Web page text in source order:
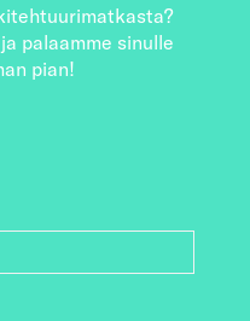
palaamme sinulle
pian!